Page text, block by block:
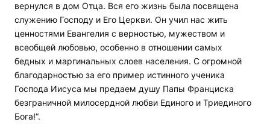
вернулся в дом Отца. Вся его жизнь была посвящена
служению Господу и Его Церкви. Он учил нас жить
ценностями Евангелия с верностью, мужеством и
всеобщей любовью, особенно в отношении самых
бедных и маргинальных слоев населения. С огромной
благодарностью за его пример истинного ученика
Господа Иисуса мы предаем душу Папы Франциска
безграничной милосердной любви Единого и Триединого
Бога!“.